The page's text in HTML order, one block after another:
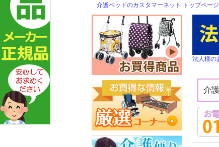
介護ベッドのカスタマーネット トップページ
法人様の
介